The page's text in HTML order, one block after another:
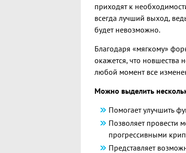
приходят к
всегда лучший выход,
будет невозможно.
Благодаря «мягкому»
окажется, что новшества
любой момент все
Можно выделить
Помогает улучшить
Позволяет провести
прогрессивными
Представляет